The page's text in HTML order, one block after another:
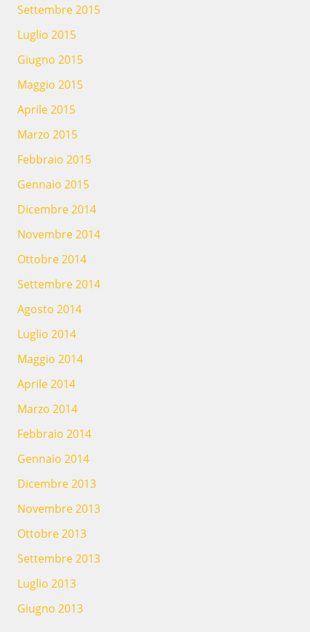
Settembre 2015
Luglio 2015
Giugno 2015
Maggio 2015
Aprile 2015
Marzo 2015
Febbraio 2015
Gennaio 2015
Dicembre 2014
Novembre 2014
Ottobre 2014
Settembre 2014
Agosto 2014
Luglio 2014
Maggio 2014
Aprile 2014
Marzo 2014
Febbraio 2014
Gennaio 2014
Dicembre 2013
Novembre 2013
Ottobre 2013
Settembre 2013
Luglio 2013
Giugno 2013